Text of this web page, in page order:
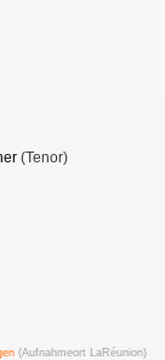
(Tenor)
(Aufnahmeort LaRéunion)